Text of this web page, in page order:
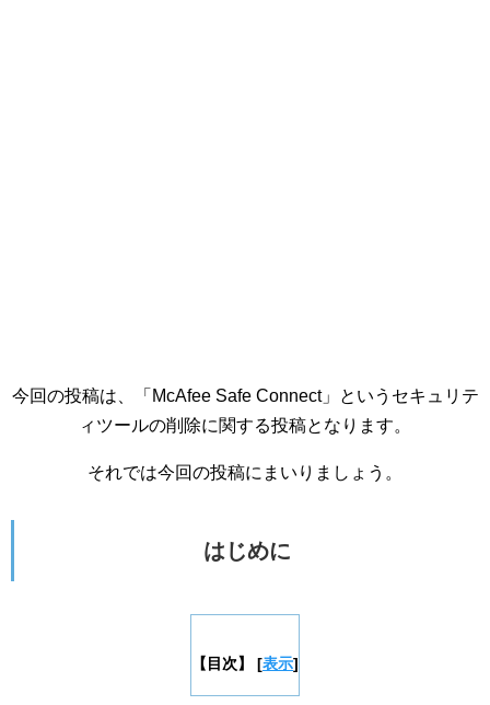
今回の投稿は、「McAfee Safe Connect」というセキュリテ
ィツールの削除に関する投稿となります。
それでは今回の投稿にまいりましょう。
はじめに
【目次】 [表示]